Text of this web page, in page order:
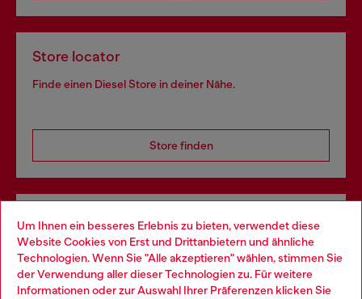
Um Ihnen ein besseres Erlebnis zu bieten, verwendet diese
Website Cookies von Erst und Drittanbietern und ähnliche
Technologien. Wenn Sie "Alle akzeptieren" wählen, stimmen Sie
der Verwendung aller dieser Technologien zu. Für weitere
Informationen oder zur Auswahl Ihrer Präferenzen klicken Sie
Store locator
Finde einen Diesel Store in deiner Nähe.
Store finden
Omnichannel-Services
Entdecke unser gesamtes Service-Angebot, online und
im Store.
Choose your location